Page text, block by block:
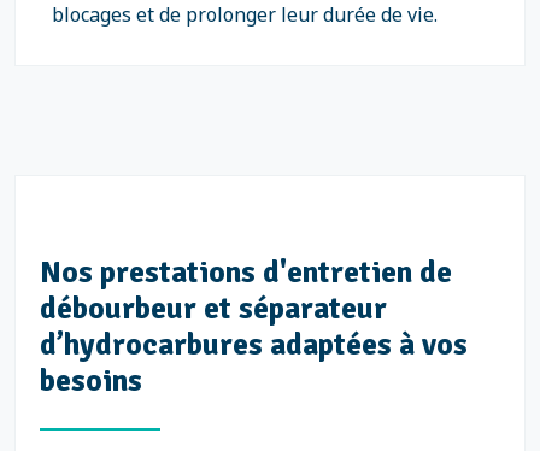
blocages et de prolonger leur durée de vie.
Nos prestations d'entretien de
débourbeur et séparateur
d’hydrocarbures adaptées à vos
besoins